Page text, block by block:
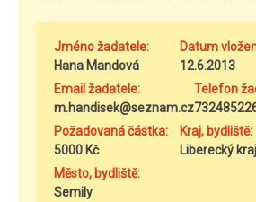
Jméno žadatele:
Hana Mandová
Datum
12.6.2013
Email žadatele:
m.handisek@seznam.cz
Telefon
Požadovaná částka:
5000 Kč
Kraj, bydliště:
Liberecký kraj
Město, bydliště:
Semily